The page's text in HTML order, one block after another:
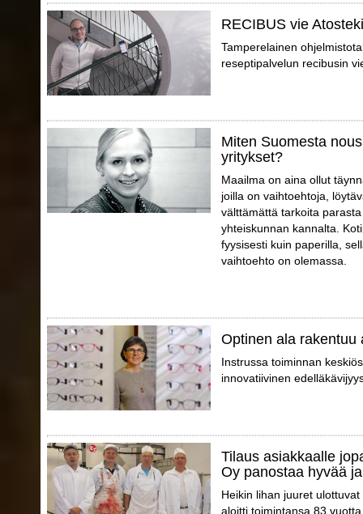
RECIBUS vie
Tamperelainen
reseptipalvelun recibusin
Miten Suomesta
yritykset?
Maailma on aina ollut
joilla on vaihtoehtoja,
välttämättä tarkoita
yhteiskunnan kannalta.
fyysisesti kuin paperilla,
vaihtoehto on olemassa.
Optinen ala rakentuu
Instrussa toiminnan
innovatiivinen
Tilaus asiakkaalle
Oy panostaa hyvää
Heikin lihan juuret
aloitti toimintansa 83